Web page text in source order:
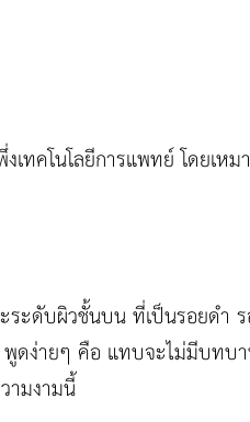
คโนโลยีการแพทย์ โดยเห
ระดับผิวชั้นบน ที่เป็นรอยดำ
ง่ายๆ คือ แทบจะไม่มีบทบา
ามงามนี้